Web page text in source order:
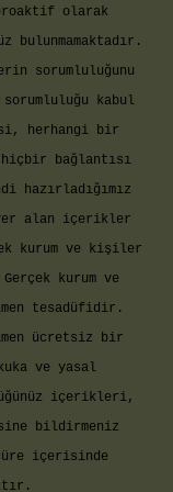
olarak
bulunmamaktadır.
sorumluluğunu
kabul
herhangi bir
bağlantısı
hazırladığımız
yer alan içerikler
kurum ve kişiler
kurum ve
tesadüfidir.
ücretsiz bir
ve yasal
içerikleri,
bildirmeniz
içerisinde